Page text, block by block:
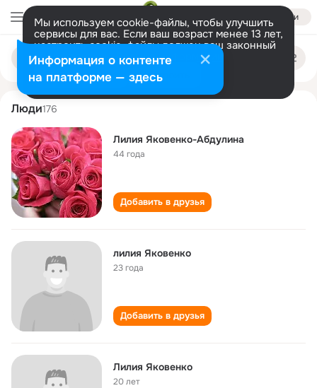
Войти
Мы используем cookie-файлы, чтобы улучшить
сервисы для вас. Если ваш возраст менее 13 лет,
настроить cookie-файлы должен ваш законный
представитель. Больше информации
Разрешить все Настроить
Поиск
людям
liliya yakovenko
Люди176
Лилия Яковенко-Абдулина
44 года
Добавить в друзья
лилия Яковенко
23 года
Добавить в друзья
Лилия Яковенко
20 лет
Информация о контенте
на платформе — здесь